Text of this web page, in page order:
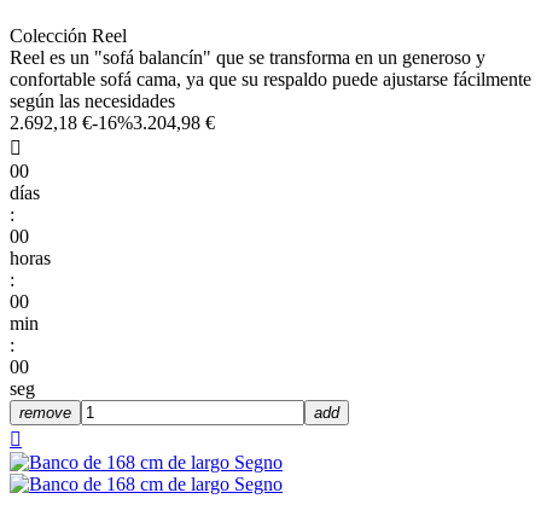
Colección Reel
Reel es un "sofá balancín" que se transforma en un generoso y
confortable sofá cama, ya que su respaldo puede ajustarse fácilmente
según las necesidades
2.692,18 €-16%3.204,98 €

00
días
:
00
horas
:
00
min
:
00
seg
remove add
